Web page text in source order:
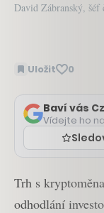
David Zábranský, šéf
Uložit 0
Baví vás
Vídejte ho
Trh s
odhodlání